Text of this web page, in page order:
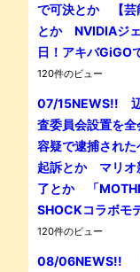
で可決とか 【芸
とか NVIDIAジ
日！アキバGiGO
120件のビュー
07/15NEWS!! 辺
査委員会設置を
容疑で逮捕され
起訴とか マリオ
了とか 「
SHOCKコラボモ
120件のビュー
08/06NEWS!!